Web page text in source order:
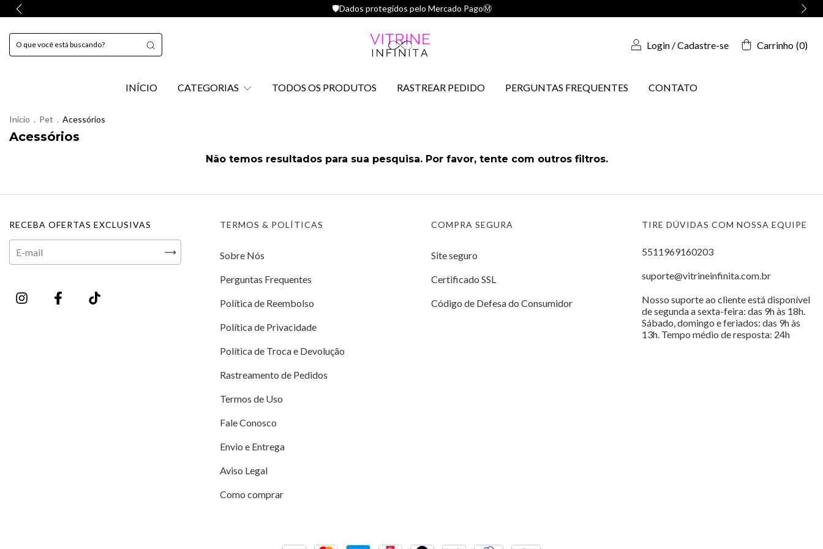
🛡️Dados protegidos pelo Mercado PagoⓂ️
Login /Cadastre-se Carrinho (0)
INÍCIO CATEGORIAS TODOS OS PRODUTOS RASTREAR PEDIDO PERGUNTAS FREQUENTES CONTATO
Início . Pet . Acessórios
Acessórios
Não temos resultados para sua pesquisa. Por favor, tente com outros filtros.
RECEBA OFERTAS EXCLUSIVAS TERMOS & POLÍTICAS
Sobre Nós
Perguntas Frequentes
Política de Reembolso
Política de Privacidade
Política de Troca e Devolução
Rastreamento de Pedidos
Termos de Uso
Fale Conosco
Envio e Entrega
Aviso Legal
Como comprar
COMPRA SEGURA
Site seguro
Certificado SSL
Código de Defesa do Consumidor
TIRE DÚVIDAS COM NOSSA EQUIPE
5511969160203
suporte@vitrineinfinita.com.br
Nosso suporte ao cliente está disponível
de segunda a sexta-feira: das 9h às 18h.
Sábado, domingo e feriados: das 9h às
13h. Tempo médio de resposta: 24h